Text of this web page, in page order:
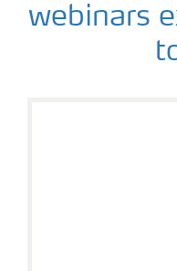
webinars